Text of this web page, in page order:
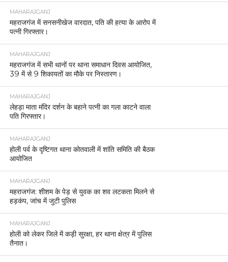
MAHARAJGANJ
महराजगंज में सनसनीखेज वारदात, पति की हत्या के आरोप में
पत्नी गिरफ्तार।
MAHARAJGANJ
महराजगंज में सभी थानों पर थाना समाधान दिवस आयोजित,
39 में से 9 शिकायतों का मौके पर निस्तारण।
MAHARAJGANJ
लेहड़ा माता मंदिर दर्शन के बहाने पत्नी का गला काटने वाला
पति गिरफ्तार।
MAHARAJGANJ
होली पर्व के दृष्टिगत थाना कोतवाली में शांति समिति की बैठक
आयोजित
MAHARAJGANJ
महराजगंज: शीशम के पेड़ से युवक का शव लटकता मिलने से
हड़कंप, जांच में जुटी पुलिस
MAHARAJGANJ
होली को लेकर जिले में कड़ी सुरक्षा, हर थाना क्षेत्र में पुलिस
तैनात।